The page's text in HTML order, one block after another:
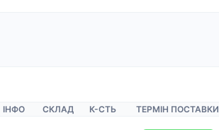
ІНФО СКЛАД К-CТЬ ТЕРМІН ПОСТАВКИ